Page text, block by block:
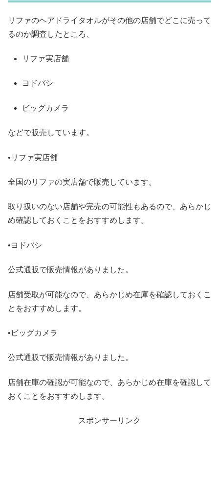
リファのヘアドライタオルがその他の店舗でどこに売って
るのか調査したところ、
リファ実店舗
ヨドバシ
ビッグカメラ
などで販売しています。
•リファ実店舗
全国のリファの実店舗で販売しています。
取り扱いのない店舗や完売の可能性もあるので、あらかじ
め確認しておくことをおすすめします。
•ヨドバシ
公式通販で販売情報がありました。
店舗受取が可能なので、あらかじめ在庫を確認しておくこ
とをおすすめします。
•ビッグカメラ
公式通販で販売情報がありました。
店舗在庫の確認が可能なので、あらかじめ在庫を確認して
おくことをおすすめします。
スポンサーリンク